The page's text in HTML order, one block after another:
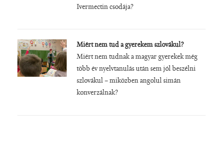
Ivermectin csodája?
Miért nem tud a gyerekem szlovákul?
Miért nem tudnak a magyar gyerekek még
több év nyelvtanulás után sem jól beszélni
szlovákul – miközben angolul simán
konverzálnak?